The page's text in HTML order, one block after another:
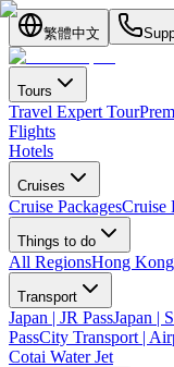
繁體中文
Tours
Travel Expert Tour
Flights
Hotels
Cruises
Cruise PackagesCruise
Things to do
All RegionsHong Kong
Transport
Japan | JR PassJapan |
PassCity Transport |
Cotai Water Jet